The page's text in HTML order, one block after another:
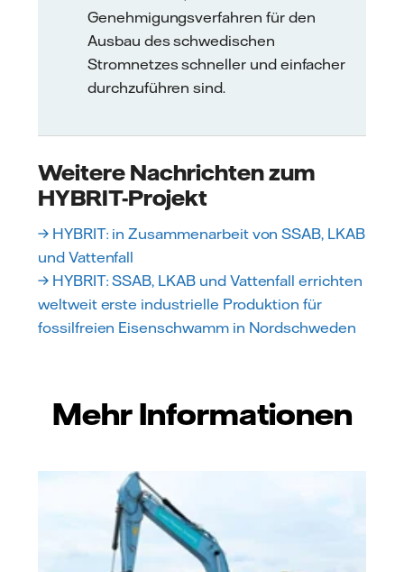
Genehmigungsverfahren für den
Ausbau des schwedischen
Stromnetzes schneller und einfacher
durchzuführen sind.
Weitere Nachrichten zum
HYBRIT-Projekt
→ HYBRIT: in Zusammenarbeit von SSAB, LKAB
und Vattenfall
→ HYBRIT: SSAB, LKAB und Vattenfall errichten
weltweit erste industrielle Produktion für
fossilfreien Eisenschwamm in Nordschweden
Mehr Informationen